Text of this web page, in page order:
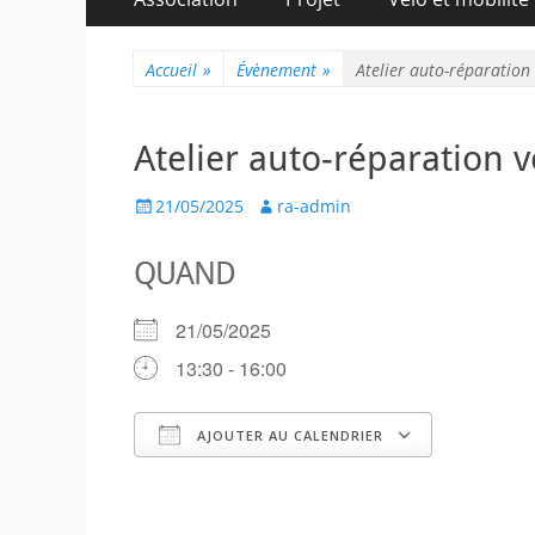
principal
Accueil » Évènement » Atelier auto-réparation
Atelier auto-réparation
Posted
21/05/2025 Author
ra-admin
QUAND
21/05/2025
13:30 - 16:00
AJOUTER AU CALENDRIER